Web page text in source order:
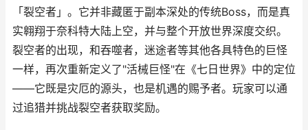
「裂空者」。它并非藏匿于副本深处的传统Boss，而是真
实翱翔于奈科特大陆上空，并与整个开放世界深度交织。
裂空者的出现，和吞噬者，迷途者等其他各具特色的巨怪
一样，再次重新定义了"活械巨怪"在《七日世界》中的定位
——它既是灾厄的源头，也是机遇的赐予者。玩家可以通
过追猎并挑战裂空者获取奖励。